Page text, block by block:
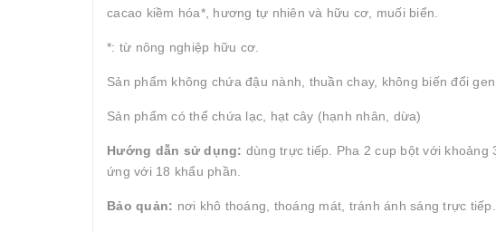
cacao kiềm hóa*, hương tự nhiên và hữu cơ, muối biển.
*: từ nông nghiệp hữu cơ.
Sản phẩm không chứa đậu nành, thuần chay, không biến đổi
Sản phẩm có thể chứa lạc, hạt cây (hạnh nhân, dừa)
Hướng dẫn sử dụng: dùng trực tiếp. Pha 2 cup bột với
ứng với 18 khẩu phần.
Bảo quản: nơi khô thoáng, thoáng mát, tránh ánh sáng trực tiếp.